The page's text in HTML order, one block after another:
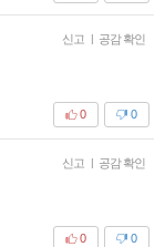
신고 | 공감 확인
0
0
신고 | 공감 확인
0
0